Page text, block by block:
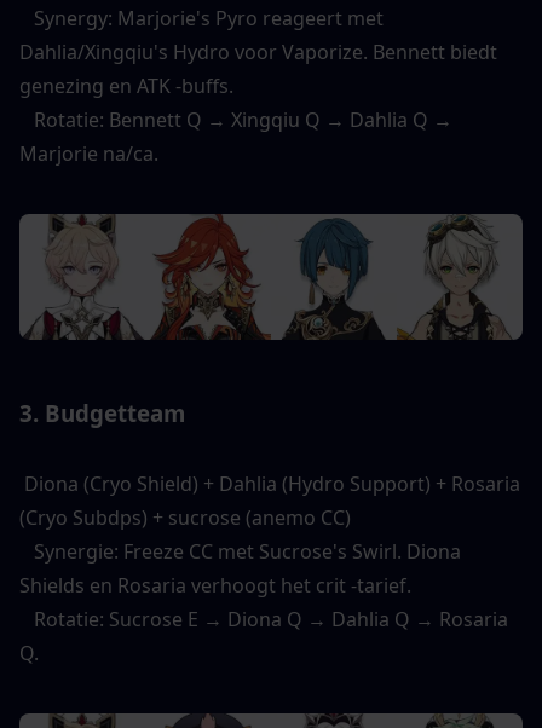
Synergy: Marjorie's Pyro reageert met
Dahlia/Xingqiu's Hydro voor Vaporize. Bennett biedt
genezing en ATK -buffs.
Rotatie: Bennett Q → Xingqiu Q → Dahlia Q →
Marjorie na/ca.
3. Budgetteam
Diona (Cryo Shield) + Dahlia (Hydro Support) + Rosaria
(Cryo Subdps) + sucrose (anemo CC)
Synergie: Freeze CC met Sucrose's Swirl. Diona
Shields en Rosaria verhoogt het crit -tarief.
Rotatie: Sucrose E → Diona Q → Dahlia Q → Rosaria
Q.